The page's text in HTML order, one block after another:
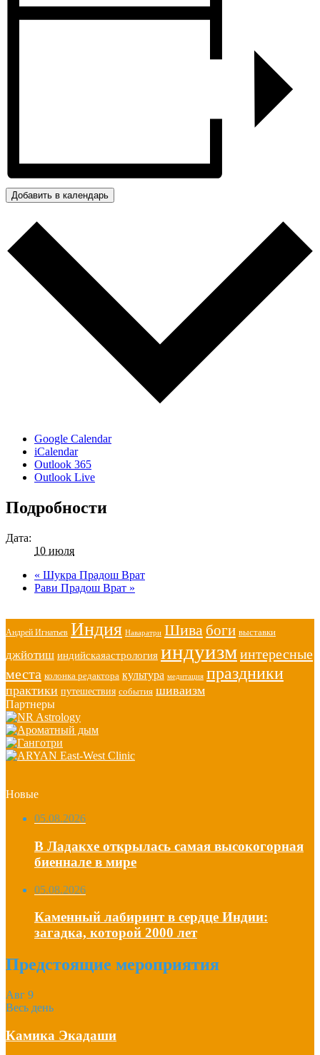
Добавить в календарь
Google Calendar
iCalendar
Outlook 365
Outlook Live
Подробности
Дата:
10 июля
« Шукра Прадош Врат
Рави Прадош Врат »
Андрей Игнатьев Индия Наваратри Шива боги выставки
джйотиш индийскаяастрология индуизминтересные
места колонка редактора культура медитация праздники
практики путешествия события шиваизм
Партнеры
Новые
05.08.2026
В Ладакхе открылась самая высокогорная
биеннале в мире
05.08.2026
Каменный лабиринт в сердце Индии:
загадка, которой 2000 лет
Предстоящие мероприятия
Авг 9
Весь день
Камика Экадаши